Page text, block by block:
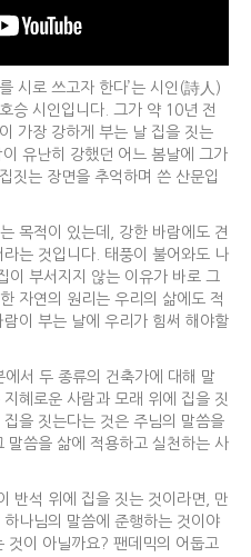
시로 쓰고자 한다’는 시인(詩人)
승 시인입니다. 그가 약 10년 전
가장 강하게 부는 날 집을 짓는
유난히 강했던 어느 봄날에 그가
짓는 장면을 추억하며 쓴 산문입
목적이 있는데, 강한 바람에도 견
는 것입니다. 태풍이 불어와도 나
이 부서지지 않는 이유가 바로 그
자연의 원리는 우리의 삶에도 적
이 부는 날에 우리가 힘써 해야할
서 두 종류의 건축가에 대해 말
혜로운 사람과 모래 위에 집을 짓
을 짓는다는 것은 주님의 말씀을
말씀을 삶에 적용하고 실천하는 사
반석 위에 집을 짓는 것이라면, 만
나님의 말씀에 준행하는 것이야
것이 아닐까요? 팬데믹의 어둡고